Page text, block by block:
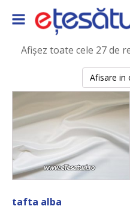
Afișez toate cele 27 de
tafta alba